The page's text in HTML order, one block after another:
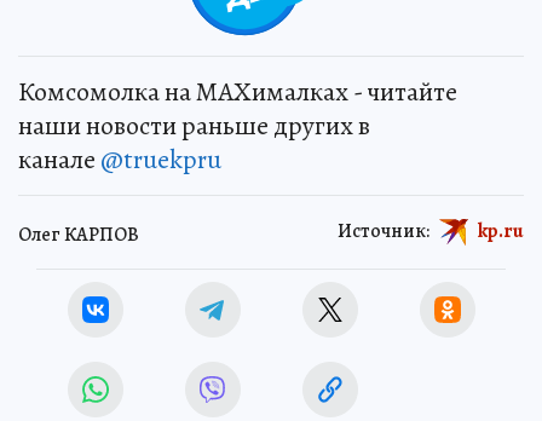
Комсомолка на MAXималках - читайте
наши новости раньше других в
канале @truekpru
Олег КАРПОВ Источник: kp.ru